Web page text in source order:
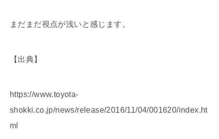
まだまだ視点が浅いと感じます。
【出典】
https://www.toyota-
shokki.co.jp/news/release/2016/11/04/001620/index.ht
ml